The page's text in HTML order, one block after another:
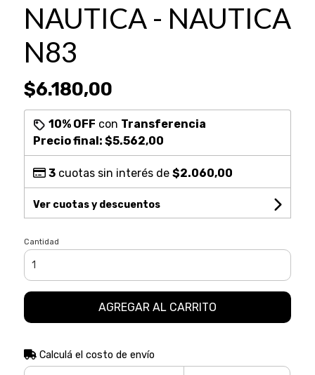
NAUTICA - NAUTICA
N83
$6.180,00
10% OFF con Transferencia
Precio final: $5.562,00
3cuotas sin interés de $2.060,00
Ver cuotas y descuentos
Cantidad
AGREGAR AL CARRITO
Calculá el costo de envío